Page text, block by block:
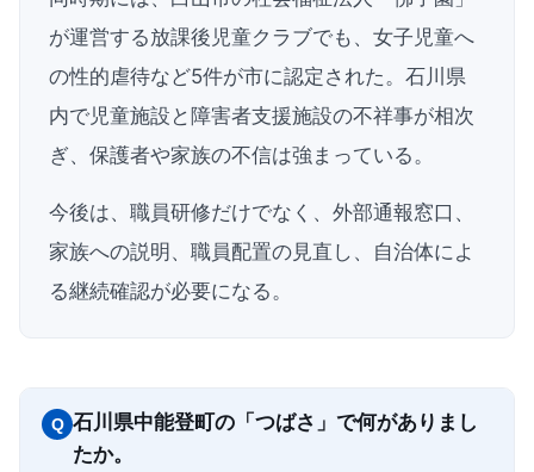
が運営する放課後児童クラブでも、女子児童へ
の性的虐待など5件が市に認定された。石川県
内で児童施設と障害者支援施設の不祥事が相次
ぎ、保護者や家族の不信は強まっている。
今後は、職員研修だけでなく、外部通報窓口、
家族への説明、職員配置の見直し、自治体によ
る継続確認が必要になる。
Q 石川県中能登町の「つばさ」で何がありまし
たか。